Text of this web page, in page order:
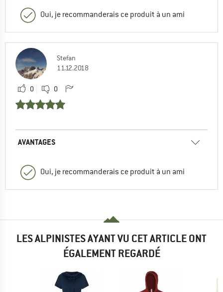
Oui, je recommanderais ce produit à un ami
Stefan
11.12.2018
0 0
AVANTAGES
Oui, je recommanderais ce produit à un ami
LES ALPINISTES AYANT VU CET ARTICLE ONT
ÉGALEMENT REGARDÉ